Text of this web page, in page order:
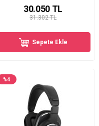
31.302 TL
30.050TL
Sepete Ekle
%4